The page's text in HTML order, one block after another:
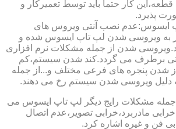
کار حتما باید توسط تعمیرکار و
پذیرد.
ایسوس:عدم نصب آنتی ویروس های
به ویروسی شدن لپ تاپ ایسوس شده و
شدن از جمله مشکلات نرم افزاری
برطرف می گردد.کند شدن سیستم،کم
شدن پنجره های فرعی مختلف و...از جمله
دلیل ویروسی شدن سیستم رخ می دهند.
جمله مشکلات رایج دیگر لپ تاپ ایسوس می
مادربرد،خرابی تصویر،عدم اتصال
فن و غیره اشاره کرد.